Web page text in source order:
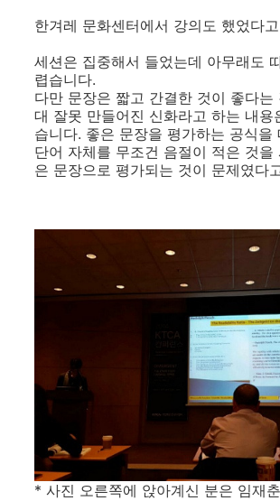
한겨레 문화센터에서 강의도 했었다
세션은 집중해서 들었는데 아무래도
렵습니다.
다만 문장은 짧고 간결한 것이 좋다는
대 잘못 만들어진 신화라고 하는 내용
습니다. 좋은 문장을 평가하는 공식을
단어 자체를 무조건 음절이 적은 것을
은 문장으로 평가되는 것이 문제였다
* 사진 오른쪽에 앉아계신 분은 임재